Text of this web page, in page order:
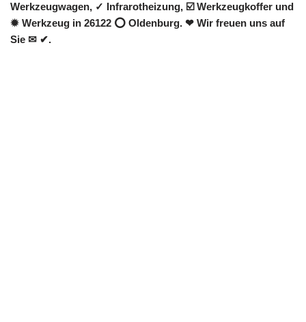
Werkzeugwagen, ✓ Infrarotheizung, ☑️ Werkzeugkoffer und
✹ Werkzeug in 26122 ⭕ Oldenburg. ❤ Wir freuen uns auf
Sie ✉ ✔.